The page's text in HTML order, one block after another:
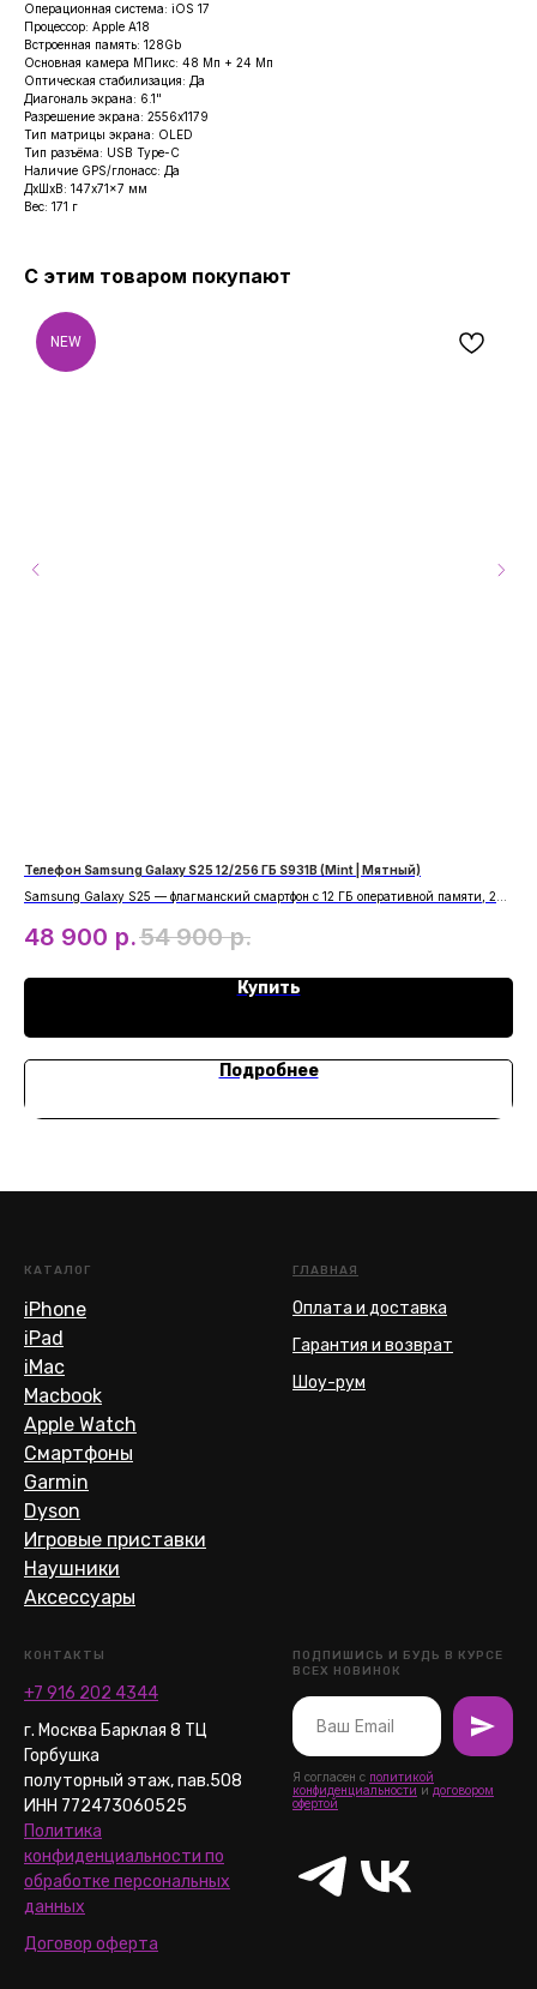
Операционная система: iOS 17
Процессор: Apple A18
Встроенная память: 128Gb
Основная камера МПикс: 48 Мп + 24 Мп
Оптическая стабилизация: Да
Диагональ экрана: 6.1"
Разрешение экрана: 2556x1179
Тип матрицы экрана: OLED
Тип разъёма: USB Type-C
Наличие GPS/глонасс: Да
ДxШxВ: 147x71x7 мм
Вес: 171 г
С этим товаром покупают
NEW
Телефон Samsung Galaxy S25 12/256 ГБ S931B (Mint | Мятный)
Samsung Galaxy S25 — флагманский смартфон с 12 ГБ оперативной памяти, 256
48 900 р.54 900 р.
Купить
Подробнее
КАТАЛОГ
iPhone
iPad
iMac
Macbook
Apple Watch
Смартфоны
Garmin
Dyson
Игровые приставки
Наушники
Аксессуары
ГЛАВНАЯ
Оплата и доставка
Гарантия и возврат
Шоу-рум
КОНТАКТЫ
+7 916 202 4344
г. Москва Барклая 8 ТЦ
Горбушка
полуторный этаж, пав.508
ИНН 772473060525
Политика
конфиденциальности по
обработке персональных
данных
Договор оферта
ПОДПИШИСЬ И БУДЬ В КУРСЕ
ВСЕХ НОВИНОК
Я согласен с политикой
конфиденциальности и договором
офертой